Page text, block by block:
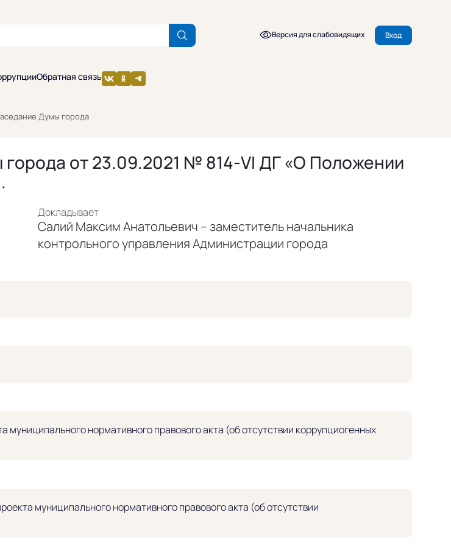
Версия для слабовидящих Вход
Обратная связь
Думы города
от 23.09.2021 № 814-VI ДГ «О Положении
Докладывает
Салий Максим Анатольевич – заместитель начальника
контрольного управления Администрации города
нормативного правового акта (об отсутствии коррупциогенных
муниципального нормативного правового акта (об отсутствии